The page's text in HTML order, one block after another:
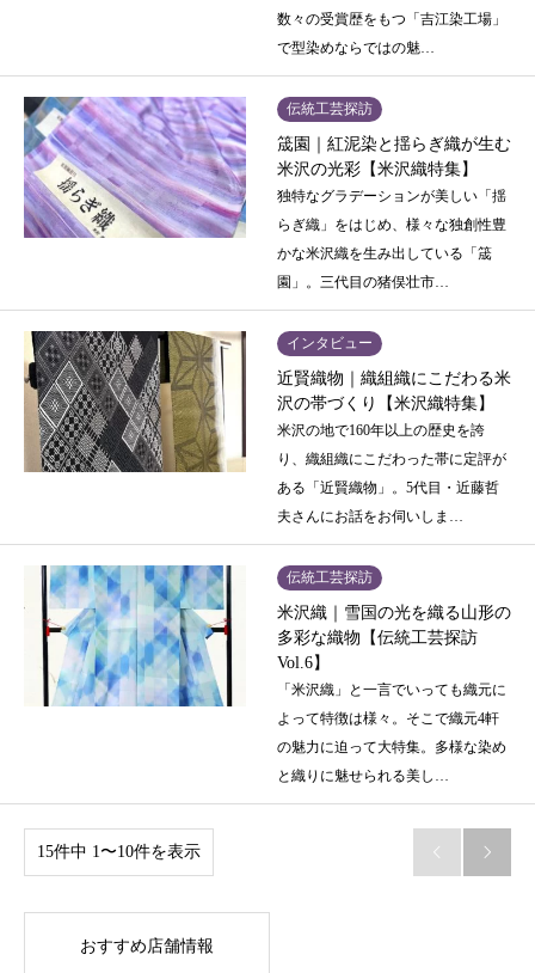
数々の受賞歴をもつ「吉江染工場」
で型染めならではの魅…
伝統工芸探訪
筬園｜紅泥染と揺らぎ織が生む
米沢の光彩【米沢織特集】
独特なグラデーションが美しい「揺
らぎ織」をはじめ、様々な独創性豊
かな米沢織を生み出している「筬
園」。三代目の猪俣壮市…
インタビュー
近賢織物｜織組織にこだわる米
沢の帯づくり【米沢織特集】
米沢の地で160年以上の歴史を誇
り、織組織にこだわった帯に定評が
ある「近賢織物」。5代目・近藤哲
夫さんにお話をお伺いしま…
伝統工芸探訪
米沢織｜雪国の光を織る山形の
多彩な織物【伝統工芸探訪
Vol.6】
「米沢織」と一言でいっても織元に
よって特徴は様々。そこで織元4軒
の魅力に迫って大特集。多様な染め
と織りに魅せられる美し…
15件中 1〜10件を表示  
おすすめ店舗情報